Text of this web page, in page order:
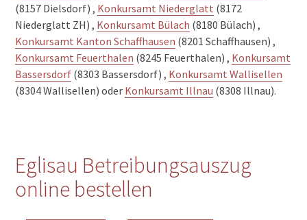
(8157 Dielsdorf) , Konkursamt Niederglatt (8172
Niederglatt ZH) , Konkursamt Bülach (8180 Bülach) ,
Konkursamt Kanton Schaffhausen (8201 Schaffhausen) ,
Konkursamt Feuerthalen (8245 Feuerthalen) , Konkursamt
Bassersdorf (8303 Bassersdorf) , Konkursamt Wallisellen
(8304 Wallisellen) oder Konkursamt Illnau (8308 Illnau).
Eglisau Betreibungsauszug
online bestellen